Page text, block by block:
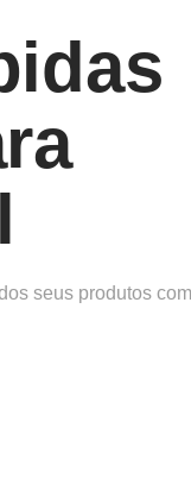
seus produtos com